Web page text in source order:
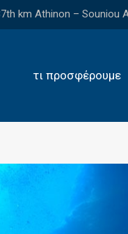
km Athinon – Souniou
τι προσφέρουμε